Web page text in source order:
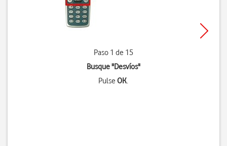
Paso 1 de 15
Busque "Desvíos"
PulseOK.